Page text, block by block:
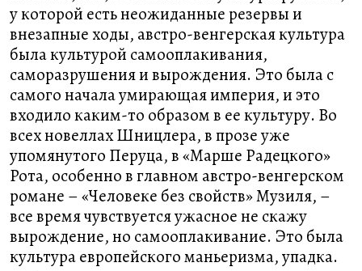
у которой есть неожиданные резервы и
внезапные ходы, австро-венгерская культура
была культурой самооплакивания,
саморазрушения и вырождения. Это была с
самого начала умирающая империя, и это
входило каким-то образом в ее культуру. Во
всех новеллах Шницлера, в прозе уже
упомянутого Перуца, в «Марше Радецкого»
Рота, особенно в главном австро-венгерском
романе – «Человеке без свойств» Музиля, –
все время чувствуется ужасное не скажу
вырождение, но самооплакивание. Это была
культура европейского маньеризма, упадка.